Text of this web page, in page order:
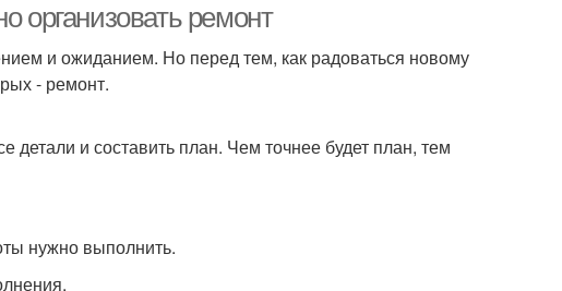
организовать ремонт
и ожиданием. Но перед тем, как радоваться новому
- ремонт.
детали и составить план. Чем точнее будет план, тем
нужно выполнить.